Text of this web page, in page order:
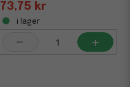
73,75 kr
i lager
- +